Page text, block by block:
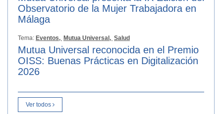
Observatorio de la Mujer Trabajadora en
Málaga
Tema: Eventos, Mutua Universal, Salud
Mutua Universal reconocida en el Premio
OISS: Buenas Prácticas en Digitalización
2026
Ver todos